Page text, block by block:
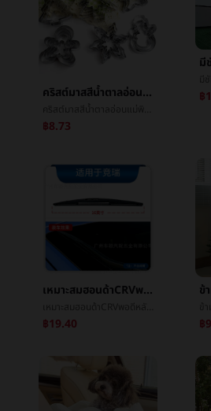
คริสต์มาสสีน้ำตาลอ่อนแม่พิมพ์เหล็กกล้าไร้สนิมเกล็ดหิมะคริสต์มาสæขนมปังขิงคนคุ้กกี้ผักผลไม้ตัดระยะยาวจุดจัดหา
฿8.73
฿
เหมาะสมฮอนด้าCRVพอดีหลังจากที่เครื่องเช็ดENNDesaiç¼¤ความฉลาดXRVมงกุฎถนนURVโดดเด่นคุณธรรมหมอก
฿19.40 ฿